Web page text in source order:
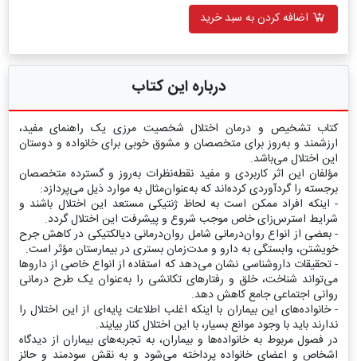
اضافه کردن به سبد خرید
درباره این کتاب
کتاب تشخیص و درمان اختلال شخصیت مرزی یک راهنماى مفید،
ارزشمند و به‌روز برای متخصصان و مشوق خوبى براى خانواده و دوستان
این اختلال می‌باشد.
مؤلفان این اثر کاربردی و مفید نقطه‌نظرات به‌روز و گسترده متخصصان
برجسته را گردآوردی کرده‌اند که به‌عنوان‌مثال به موارد ذیل می‌پردازد:
- اینکه افراد ممکن است به لحاظ ژنتیکی مستعد این اختلال باشند و
شرایط استرس‌زای خاص موجب شروع و پیشرفت این اختلال گردد.
- بعضی از انواع روان‌درمانی شامل روان‌درمانی دیالکتیکى در کاهش جرح
خویشتن، وابستگی به دارو و مدت‌زمان بسترى در بیمارستان مؤثر است.
- تحقیقات داروشناسی نشان می‌دهد که استفاده از انواع خاصی از داروها
می‌تواند شناخت، خلق و رفتارهای تکانشى را به‌عنوان یک طرح درمانی
روانی اجتماعی جامع کاهش دهد.
- خانواده‌های این بیماران با اینکه اغلب اطلاعات پایه‌ای از این اختلال را
ندارند باید با وجود موانع بسیار، با این اختلال کنار بیایند.
در فصول مربوط به خانواده‌ها و بیماران، به تجربه‌های بیماران از دیدگاه
اشخاص و اعضای خانواده پرداخته می‌شود و به نقش سودمند و حائز